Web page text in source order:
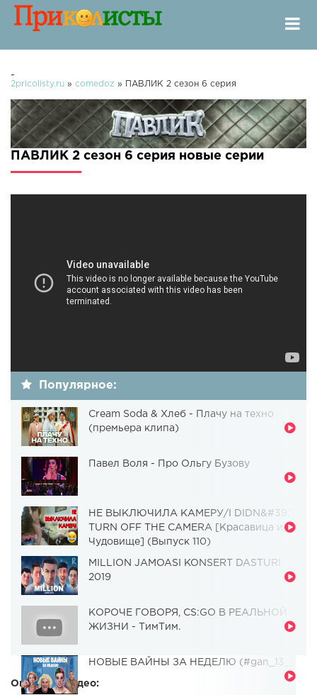
-
2pricolisty.ru » comedoz » ПАВЛИК 2 сезон 6 серия
ПАВЛИК 2 сезон 6 серия новые серии
Популярное:
Cream Soda & Хлеб - Плачу на техно
(премьера клипа)
Павел Воля - Про Ольгу Бузову
НЕ ВЫКЛЮЧИЛА КАМЕРУ/I DIDN&#39;T
TURN OFF THE CAMERA [Красавица и
Чудовище] (Выпуск 110)
MILLION JAMOASI KONSERT DASTURI
2019
КОРОЧЕ ГОВОРЯ, CS:GO В РЕАЛЬНОЙ
ЖИЗНИ - ТимТим.
НОВЫЕ ВАЙНЫ ЗА НЕДЕЛЮ (#gan_13_)
Описание видео: